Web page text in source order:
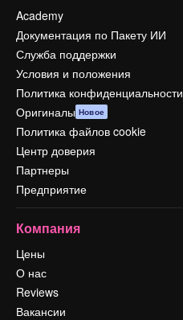
Academy
Документация по Пакету ИИ
Служба поддержки
Условия и положения
Политика конфиденциальности
Оригиналы Новое
Политика файлов cookie
Центр доверия
Партнеры
Предприятие
Компания
Цены
О нас
Reviews
Вакансии